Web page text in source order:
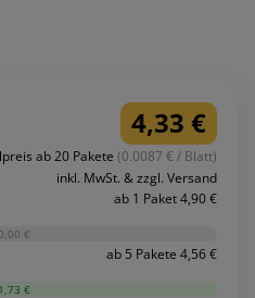
4,33 €
ab 20 Pakete (0.0087 € / Blatt)
inkl. MwSt. & zzgl. Versand
ab 1 Paket 4,90 €
€
ab 5 Pakete 4,56 €
€